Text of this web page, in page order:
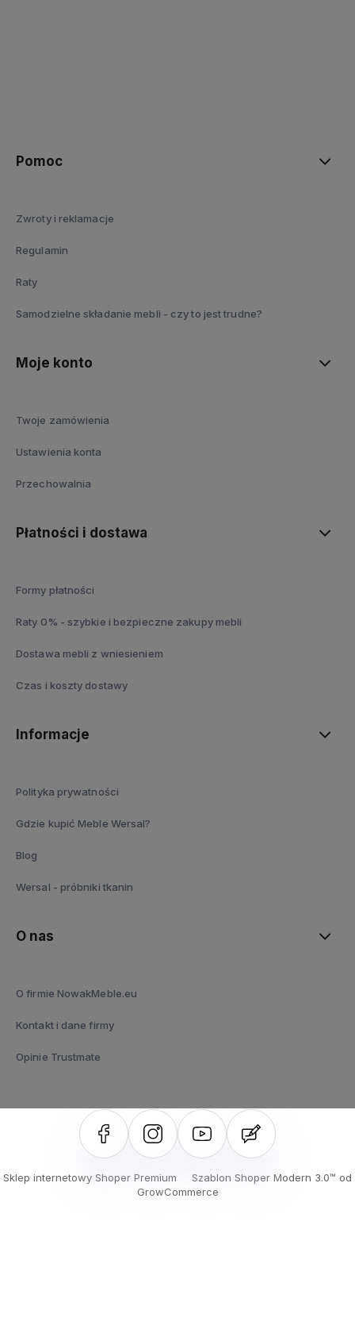
Pomoc
Zwroty i reklamacje
Regulamin
Raty
Samodzielne składanie mebli - czy to jest trudne?
Moje konto
Twoje zamówienia
Ustawienia konta
Przechowalnia
Płatności i dostawa
Formy płatności
Raty 0% - szybkie i bezpieczne zakupy mebli
Dostawa mebli z wniesieniem
Czas i koszty dostawy
Informacje
Polityka prywatności
Gdzie kupić Meble Wersal?
Blog
Wersal - próbniki tkanin
O nas
O firmie NowakMeble.eu
Kontakt i dane firmy
Opinie Trustmate
Sklep internetowy Shoper Premium Szablon Shoper Modern 3.0™ od
GrowCommerce